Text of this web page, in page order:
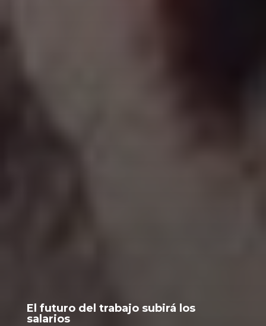
El futuro del trabajo subirá los
salarios